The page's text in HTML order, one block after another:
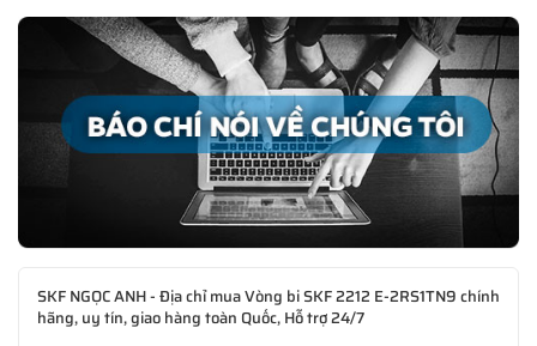
SKF NGỌC ANH - Địa chỉ mua Vòng bi SKF 2212 E-2RS1TN9 chính
hãng, uy tín, giao hàng toàn Quốc, Hỗ trợ 24/7